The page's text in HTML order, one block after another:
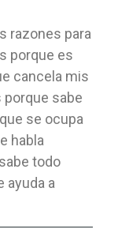
razones para
porque es
cancela mis
sabe
se ocupa
habla
todo
ayuda a